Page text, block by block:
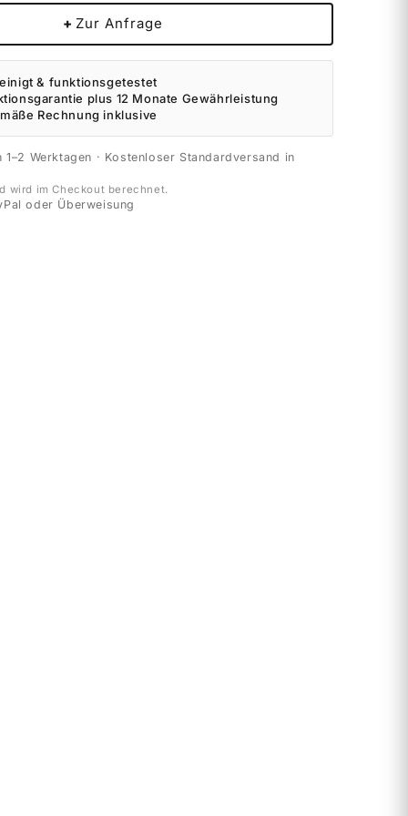
+ Zur Anfrage
& funktionsgetestet
plus 12 Monate Gewährleistung
Rechnung inklusive
Werktagen · Kostenloser Standardversand in
wird im Checkout berechnet.
oder Überweisung